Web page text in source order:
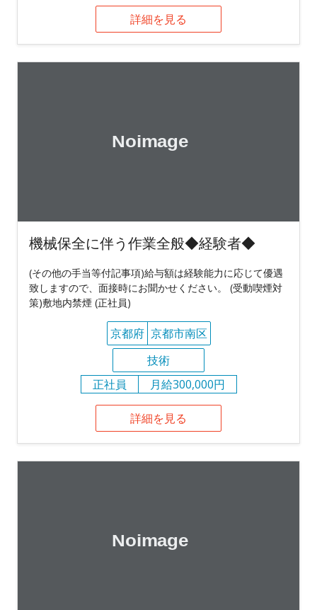
詳細を見る
機械保全に伴う作業全般◆経験者◆
(その他の手当等付記事項)給与額は経験能力に応じて優遇
致しますので、面接時にお聞かせください。 (受動喫煙対
策)敷地内禁煙 (正社員)
京都府 京都市南区
技術
正社員
月給300,000円
詳細を見る